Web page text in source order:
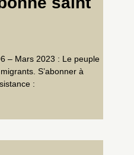
– Mars 2023 : Le peuple
S’abonner à
: